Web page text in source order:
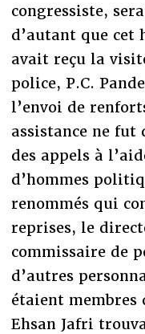
congressiste,
d’autant que cet
avait reçu la
police, P.C.
l’envoi de
assistance ne fut
des appels à
d’hommes
renommés qui
reprises, le
commissaire de
d’autres
étaient
Ehsan Jafri